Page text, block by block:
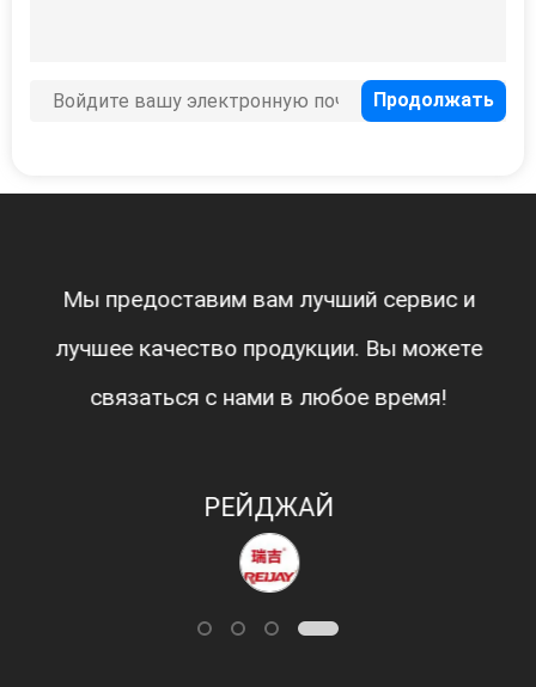
Мы предоставим вам лучший сервис и
лучшее качество продукции. Вы можете
связаться с нами в любое время!
РЕЙДЖАЙ